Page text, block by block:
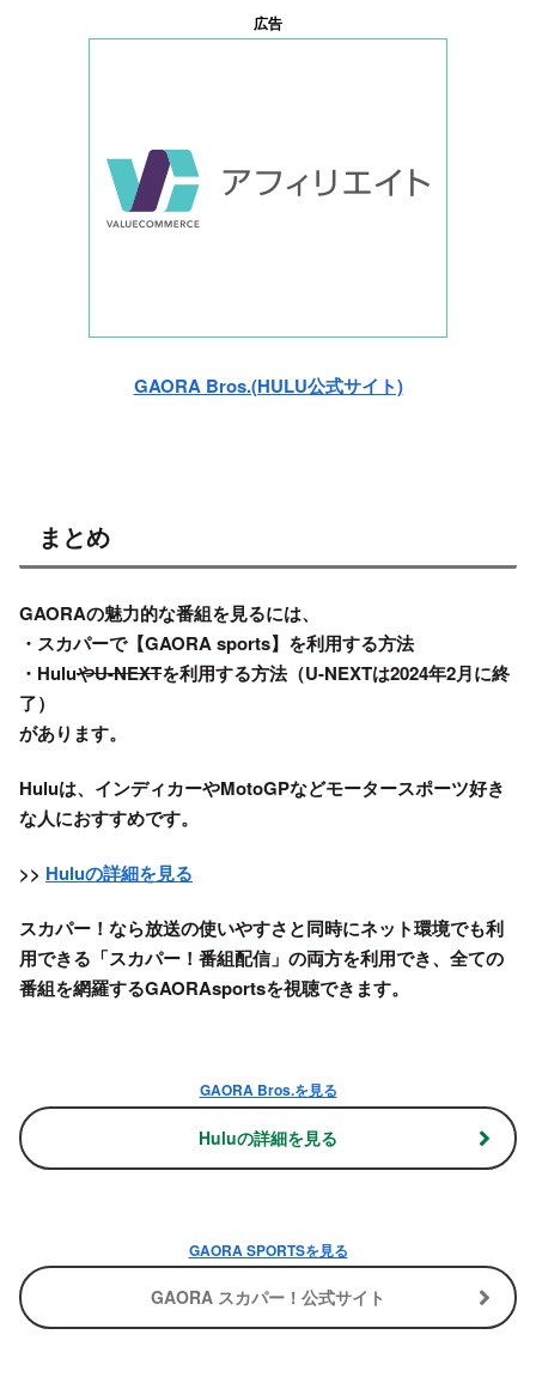
広告
GAORA Bros.(HULU公式サイト)
まとめ
GAORAの魅力的な番組を見るには、
・スカパーで【GAORA sports】を利用する方法
・HuluやU-NEXTを利用する方法（U-NEXTは2024年2月に終
了）
があります。
Huluは、インディカーやMotoGPなどモータースポーツ好き
な人におすすめです。
>> Huluの詳細を見る
スカパー！ なら放送の使いやすさと同時にネット環境でも利
用できる「スカパー！番組配信」の両方を利用でき、全ての
番組を網羅するGAORAsportsを視聴できます。
GAORA Bros.を見る
Huluの詳細を見る
GAORA SPORTSを見る
GAORA スカパー！公式サイト